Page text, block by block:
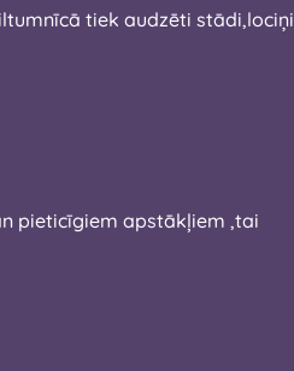
tiek audzēti stādi,lociņi